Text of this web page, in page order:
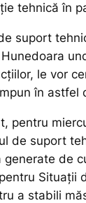
tehnică în
suport
le vor
în astfel
pentru
de suport
de
Situații
a stabili